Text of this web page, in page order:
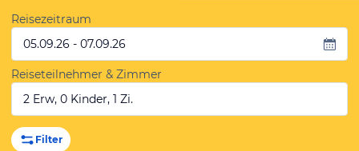
Reisezeitraum
05.09.26 - 07.09.26
Reiseteilnehmer & Zimmer
2 Erw, 0 Kinder, 1 Zi.
Filter